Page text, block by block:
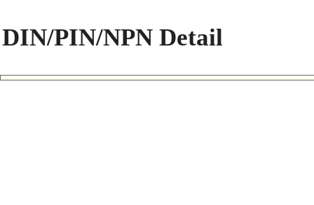
DIN/PIN/NPN Detail